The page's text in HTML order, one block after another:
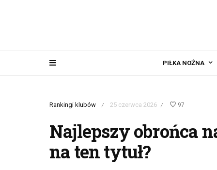
PIŁKA NOŻNA
Rankingi klubów / 25 czerwca 2026 / 97
Najlepszy obrońca
na ten tytuł?